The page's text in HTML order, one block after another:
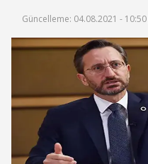
Güncelleme: 04.08.2021 - 10:50